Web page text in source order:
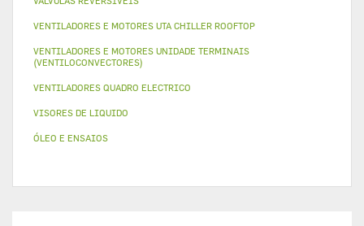
VENTILADORES E MOTORES UTA CHILLER ROOFTOP
VENTILADORES E MOTORES UNIDADE TERMINAIS
(VENTILOCONVECTORES)
VENTILADORES QUADRO ELECTRICO
VISORES DE LIQUIDO
ÓLEO E ENSAIOS